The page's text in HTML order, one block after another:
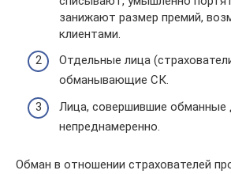
занижают размер премий,
клиентами.
Отдельные лица
обманывающие СК.
Лица, совершившие обманные
непреднамеренно.
Обман в отношении страхователей